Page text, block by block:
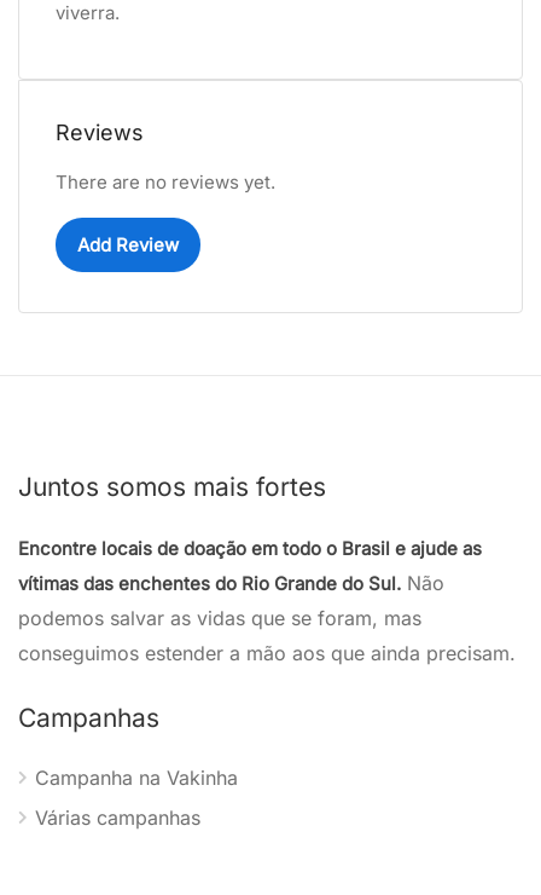
viverra.
Reviews
There are no reviews yet.
Add Review
Juntos somos mais fortes
Encontre locais de doação em todo o Brasil e ajude as
vítimas das enchentes do Rio Grande do Sul. Não
podemos salvar as vidas que se foram, mas
conseguimos estender a mão aos que ainda precisam.
Campanhas
Campanha na Vakinha
Várias campanhas